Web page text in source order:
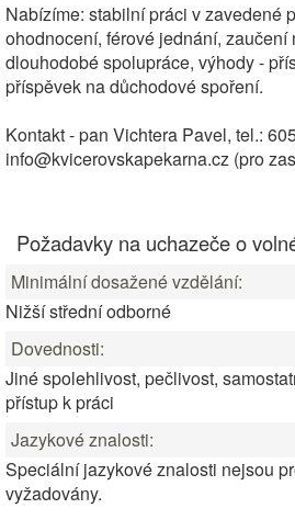
Nabízíme: stabilní práci v zavedené
ohodnocení, férové jednání, zaučení
dlouhodobé spolupráce, výhody -
příspěvek na důchodové spoření.
Kontakt - pan Vichtera Pavel, tel.:
info@kvicerovskapekarna.cz (pro
Požadavky na uchazeče o
Minimální dosažené vzdělání:
Nižší střední odborné
Dovednosti:
Jiné spolehlivost, pečlivost,
přístup k práci
Jazykové znalosti:
Speciální jazykové znalosti nejsou
vyžadovány.